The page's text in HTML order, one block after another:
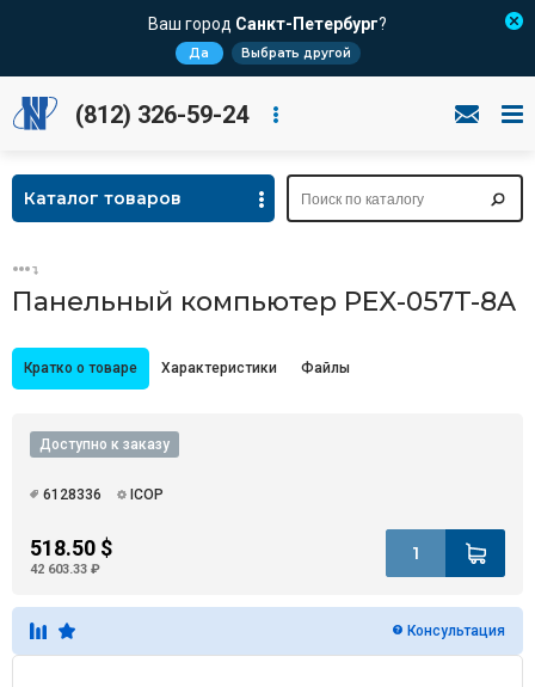
Ваш город Санкт-Петербург?
Да Выбрать другой
(812) 326-59-24
Каталог товаров
Панельный компьютер PEX-057T-8A
Кратко о товаре Характеристики Файлы
Доступно к заказу
6128336 ICOP
518.50 $
42 603.33 ₽
Консультация